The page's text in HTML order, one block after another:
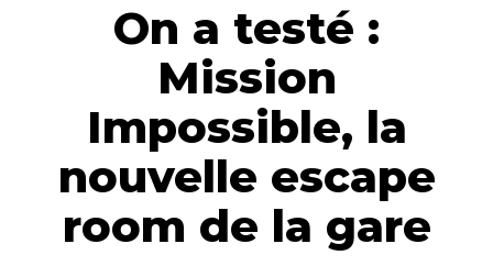
On a testé :
Mission
Impossible, la
nouvelle escape
room de la gare